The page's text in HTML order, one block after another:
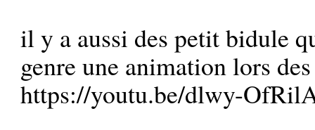
il y a aussi des petit bidule
genre une animation lors
https://youtu.be/dlwy-